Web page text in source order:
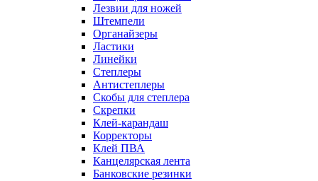
Лезвии для ножей
Штемпели
Органайзеры
Ластики
Линейки
Степлеры
Антистеплеры
Скобы для степлера
Скрепки
Клей-карандаш
Корректоры
Клей ПВА
Канцелярская лента
Банковские резинки